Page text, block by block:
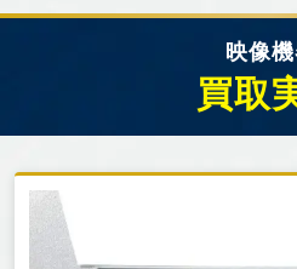
映像
買取